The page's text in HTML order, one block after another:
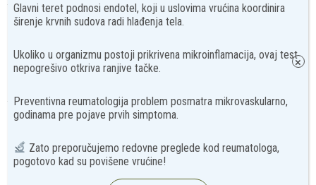
AKCIJA CARDIO
3.500 rsd
Dodaj u korpu
PANEL ZA OSTEOPOROZU, osnovni
3.700 rsd
Dodaj u korpu
Glavni teret podnosi endotel, koji u uslovima vrućina koordinira
širenje krvnih sudova radi hlađenja tela.
Ukoliko u organizmu postoji prikrivena mikroinflamacija, ovaj test
nepogrešivo otkriva ranjive tačke.
Preventivna reumatologija problem posmatra mikrovaskularno,
godinama pre pojave prvih simptoma.
Zato preporučujemo redovne preglede kod reumatologa,
pogotovo kad su povišene vrućine!
×